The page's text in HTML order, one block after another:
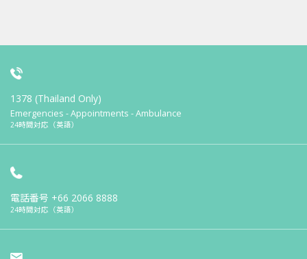
1378 (Thailand Only)
Emergencies - Appointments - Ambulance
24時間対応（英語）
電話番号 +66 2066 8888
24時間対応（英語）